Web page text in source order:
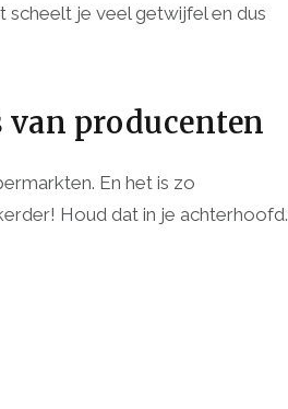
scheelt je veel getwijfel en dus
van producenten
En het is zo
Houd dat in je achterhoofd.